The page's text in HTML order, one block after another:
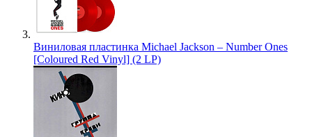
Виниловая пластинка Michael Jackson – Number Ones
[Coloured Red Vinyl] (2 LP)